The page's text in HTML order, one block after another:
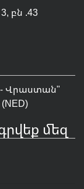
բն .43
- Վրաստան"
մեզ